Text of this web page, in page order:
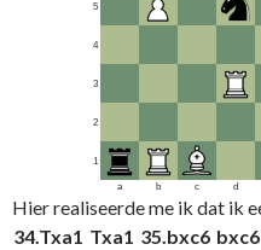
1
2
3
4
5
a b c d
Hier realiseerde me ik dat ik
34.Txa1 Txa1 35.bxc6 bxc6